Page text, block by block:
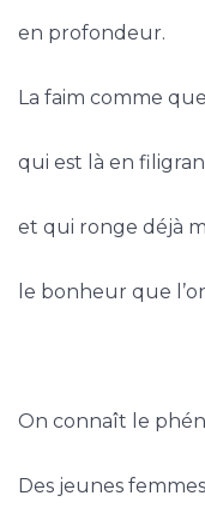
en profondeur.
La faim comme
qui est là en
et qui ronge déjà
le bonheur que
On connaît le
Des jeunes